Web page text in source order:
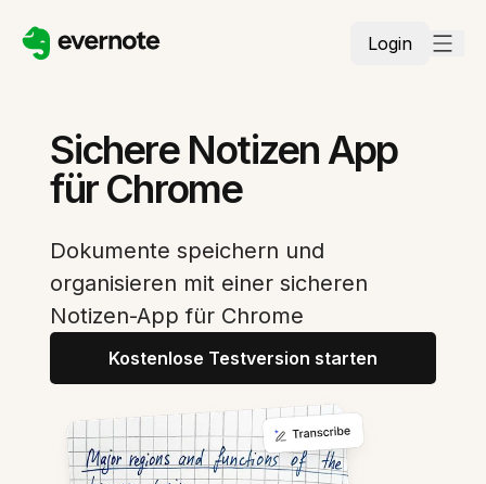
Login
Sichere Notizen App
für Chrome
Dokumente speichern und
organisieren mit einer sicheren
Notizen-App für Chrome
Kostenlose Testversion starten